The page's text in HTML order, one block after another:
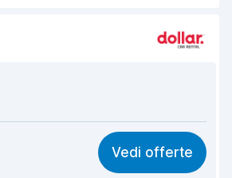
8,4
8,2
8,2
Vedi offerte